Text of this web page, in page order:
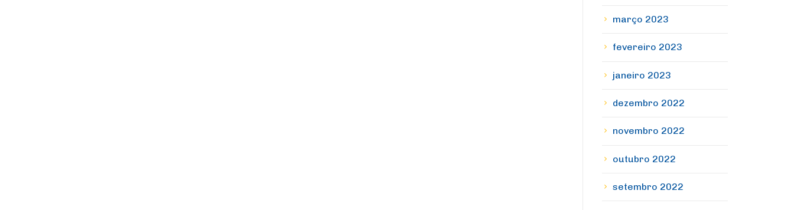
março 2023
fevereiro 2023
janeiro 2023
dezembro 2022
novembro 2022
outubro 2022
setembro 2022